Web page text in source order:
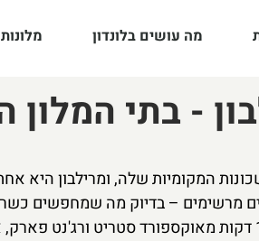
מה עושים בלונדון
- בתי
המקומיות שלה, ומרילבון היא
מרשימים – בדיוק מה שמחפשים